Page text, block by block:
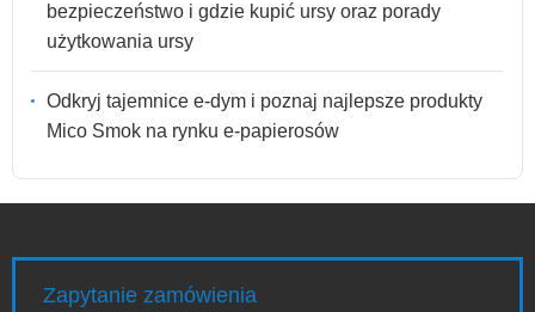
bezpieczeństwo i gdzie kupić ursy oraz porady
użytkowania ursy
Odkryj tajemnice e-dym i poznaj najlepsze produkty
Mico Smok na rynku e-papierosów
Zapytanie zamówienia